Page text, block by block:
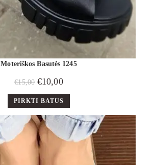
Moteriškos Basutės 1245
€15,00 €10,00
PIRKTI BATUS